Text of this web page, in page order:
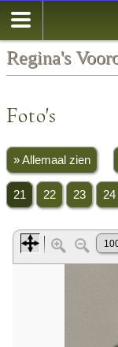
Regina's
Foto's
» Allemaal zien
21 22 23 24